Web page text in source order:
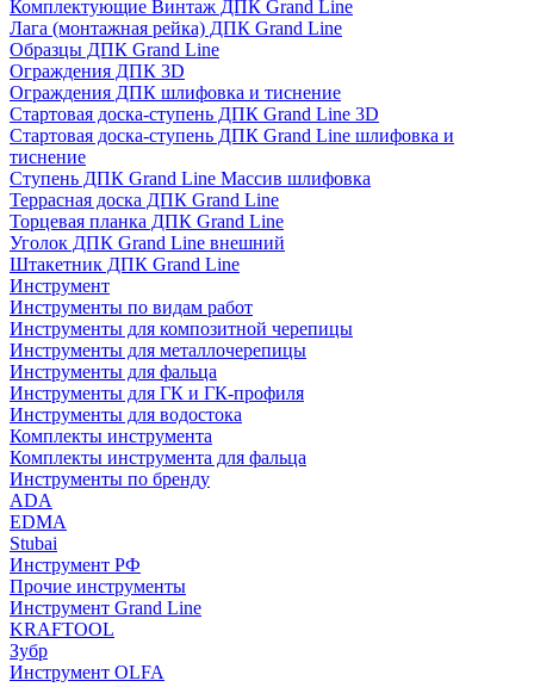
Комплектующие Винтаж ДПК Grand Line
Лага (монтажная рейка) ДПК Grand Line
Образцы ДПК Grand Line
Ограждения ДПК 3D
Ограждения ДПК шлифовка и тиснение
Стартовая доска-ступень ДПК Grand Line 3D
Стартовая доска-ступень ДПК Grand Line шлифовка и
тиснение
Ступень ДПК Grand Line Массив шлифовка
Террасная доска ДПК Grand Line
Торцевая планка ДПК Grand Line
Уголок ДПК Grand Line внешний
Штакетник ДПК Grand Line
Инструмент
Инструменты по видам работ
Инструменты для композитной черепицы
Инструменты для металлочерепицы
Инструменты для фальца
Инструменты для ГК и ГК-профиля
Инструменты для водостока
Комплекты инструмента
Комплекты инструмента для фальца
Инструменты по бренду
ADA
EDMA
Stubai
Инструмент РФ
Прочие инструменты
Инструмент Grand Line
KRAFTOOL
Зубр
Инструмент OLFA